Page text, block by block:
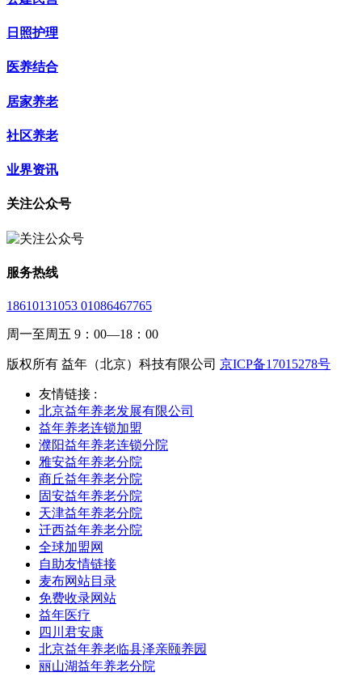
日照护理
医养结合
居家养老
社区养老
业界资讯
关注公众号
服务热线
18610131053 01086467765
周一至周五 9：00—18：00
版权所有 益年（北京）科技有限公司 京ICP备17015278号
友情链接 :
北京益年养老发展有限公司
益年养老连锁加盟
濮阳益年养老连锁分院
雅安益年养老分院
商丘益年养老分院
固安益年养老分院
天津益年养老分院
迁西益年养老分院
全球加盟网
自助友情链接
麦布网站目录
免费收录网站
益年医疗
四川君安康
北京益年养老临县泽亲颐养园
丽山湖益年养老分院